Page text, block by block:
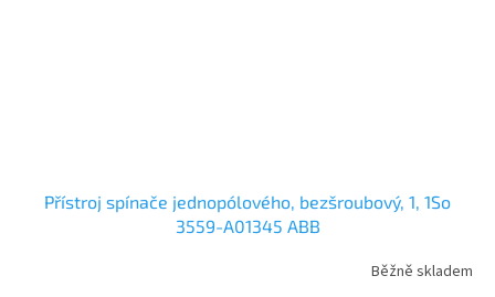
Přístroj spínače jednopólového, bezšroubový, 1, 1So
3559-A01345 ABB
Běžně skladem